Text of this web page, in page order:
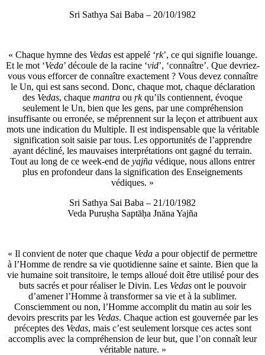
Sri Sathya Sai Baba – 20/10/1982
« Chaque hymne des Vedasest appelé ‘ṛk’, ce qui signifie louange.
Et le mot ‘Veda’ découle de la racine ‘vid’, ‘connaître’. Que devriez-
vous vous efforcer de connaître exactement ? Vous devez connaître
le Un, qui est sans second. Donc, chaque mot, chaque déclaration
des Vedas, chaque mantra ou ṛkqu’ils contiennent, évoque
seulement le Un, bien que les gens, par une compréhension
insuffisante ou erronée, se méprennent sur la leçon et attribuent aux
mots une indication du Multiple. Il est indispensable que la véritable
signification soit saisie par tous. Les opportunités de l’apprendre
ayant décliné, les mauvaises interprétations ont gagné du terrain.
Tout au long de ce week-end de yajña védique, nous allons entrer
plus en profondeur dans la signification des Enseignements
védiques. »
Sri Sathya Sai Baba – 21/10/1982
Veda Puruṣha Saptāḥa Jnāna Yajña
« Il convient de noter que chaque Veda a pour objectif de permettre
à l’Homme de rendre sa vie quotidienne saine et sainte. Bien que la
vie humaine soit transitoire, le temps alloué doit être utilisé pour des
buts sacrés et pour réaliser le Divin. Les Vedas ont le pouvoir
d’amener l’Homme à transformer sa vie et à la sublimer.
Consciemment ou non, l’Homme accomplit du matin au soir les
devoirs prescrits par les Vedas. Chaque action est gouvernée par les
préceptes des Vedas, mais c’est seulement lorsque ces actes sont
accomplis avec la compréhension de leur but, que l’on connaît leur
véritable nature. »